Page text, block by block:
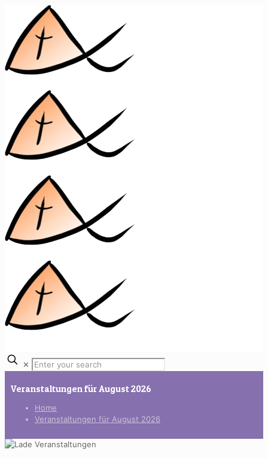
✕
Veranstaltungen für August 2026
Home
Veranstaltungen für August 2026